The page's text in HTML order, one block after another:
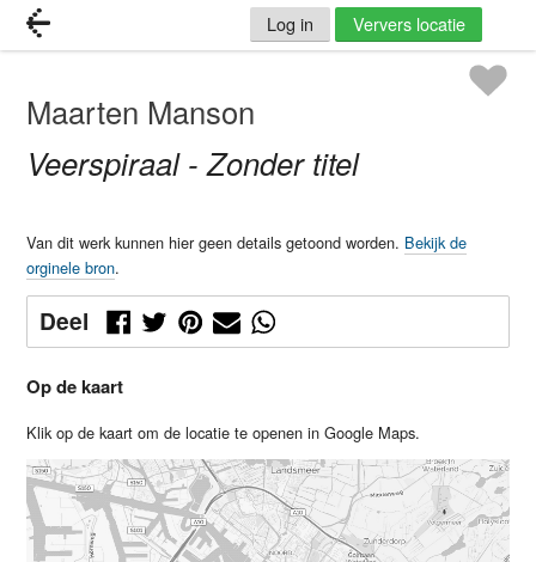
Log in Ververs locatie
Maarten Manson
Veerspiraal - Zonder titel
Van dit werk kunnen hier geen details getoond worden. Bekijk de
orginele bron.
Deel
Op de kaart
Klik op de kaart om de locatie te openen in Google Maps.